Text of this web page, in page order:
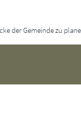
der Gemeinde zu